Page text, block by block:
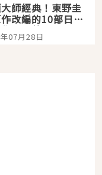
師經典！東野圭
改編的10部日本
作品推薦
07月28日